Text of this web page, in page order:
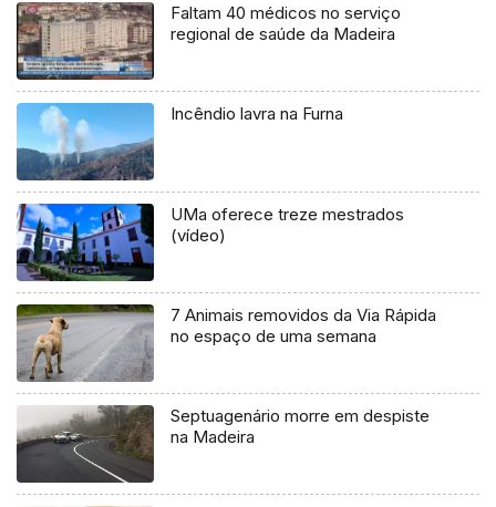
Faltam 40 médicos no serviço
regional de saúde da Madeira
Incêndio lavra na Furna
UMa oferece treze mestrados
(vídeo)
7 Animais removidos da Via Rápida
no espaço de uma semana
Septuagenário morre em despiste
na Madeira